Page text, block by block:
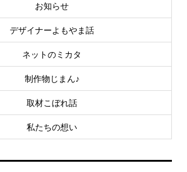
お知らせ
デザイナーよもやま話
ネットのミカタ
制作物じまん♪
取材こぼれ話
私たちの想い